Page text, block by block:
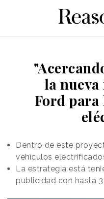
la
Ford
Dentro de este
vehículos
La estrategia está
publicidad con hasta